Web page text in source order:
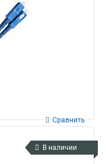
Сравнить
В наличии